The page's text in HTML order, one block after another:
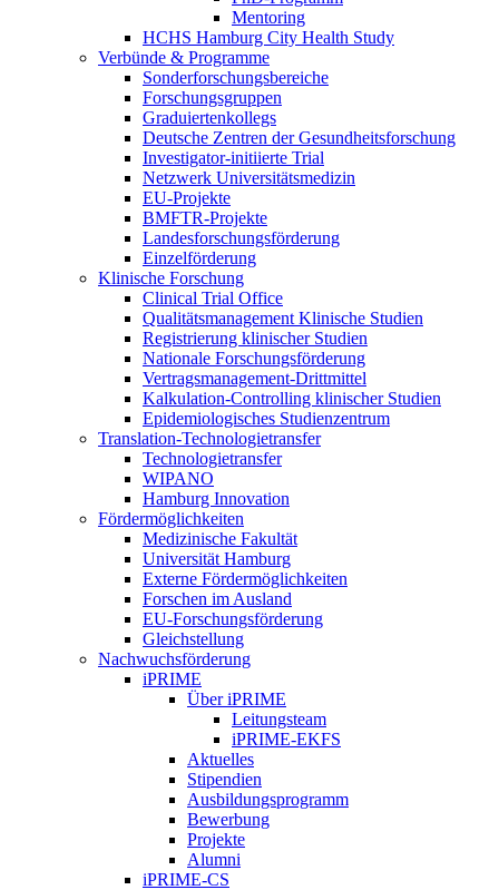
Mentoring
HCHS Hamburg City Health Study
Verbünde & Programme
Sonderforschungsbereiche
Forschungsgruppen
Graduiertenkollegs
Deutsche Zentren der Gesundheitsforschung
Investigator-initiierte Trial
Netzwerk Universitätsmedizin
EU-Projekte
BMFTR-Projekte
Landesforschungsförderung
Einzelförderung
Klinische Forschung
Clinical Trial Office
Qualitätsmanagement Klinische Studien
Registrierung klinischer Studien
Nationale Forschungsförderung
Vertragsmanagement-Drittmittel
Kalkulation-Controlling klinischer Studien
Epidemiologisches Studienzentrum
Translation-Technologietransfer
Technologietransfer
WIPANO
Hamburg Innovation
Fördermöglichkeiten
Medizinische Fakultät
Universität Hamburg
Externe Fördermöglichkeiten
Forschen im Ausland
EU-Forschungsförderung
Gleichstellung
Nachwuchsförderung
iPRIME
Über iPRIME
Leitungsteam
iPRIME-EKFS
Aktuelles
Stipendien
Ausbildungsprogramm
Bewerbung
Projekte
Alumni
iPRIME-CS